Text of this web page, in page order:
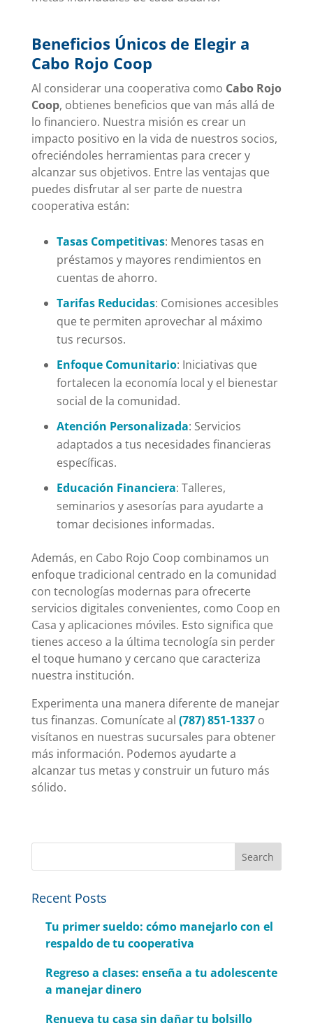
Beneficios Únicos de Elegir a
Cabo Rojo Coop
Al considerar una cooperativa como Cabo Rojo
Coop, obtienes beneficios que van más allá de
lo financiero. Nuestra misión es crear un
impacto positivo en la vida de nuestros socios,
ofreciéndoles herramientas para crecer y
alcanzar sus objetivos. Entre las ventajas que
puedes disfrutar al ser parte de nuestra
cooperativa están:
Tasas Competitivas: Menores tasas en
préstamos y mayores rendimientos en
cuentas de ahorro.
Tarifas Reducidas: Comisiones accesibles
que te permiten aprovechar al máximo
tus recursos.
Enfoque Comunitario: Iniciativas que
fortalecen la economía local y el bienestar
social de la comunidad.
Atención Personalizada: Servicios
adaptados a tus necesidades financieras
específicas.
Educación Financiera: Talleres,
seminarios y asesorías para ayudarte a
tomar decisiones informadas.
Además, en Cabo Rojo Coop combinamos un
enfoque tradicional centrado en la comunidad
con tecnologías modernas para ofrecerte
servicios digitales convenientes, como Coop en
Casa y aplicaciones móviles. Esto significa que
tienes acceso a la última tecnología sin perder
el toque humano y cercano que caracteriza
nuestra institución.
Experimenta una manera diferente de manejar
tus finanzas. Comunícate al (787) 851-1337o
visítanos en nuestras sucursales para obtener
más información. Podemos ayudarte a
alcanzar tus metas y construir un futuro más
sólido.
Recent Posts
Tu primer sueldo: cómo manejarlo con el
respaldo de tu cooperativa
Regreso a clases: enseña a tu adolescente
a manejar dinero
Renueva tu casa sin dañar tu bolsillo